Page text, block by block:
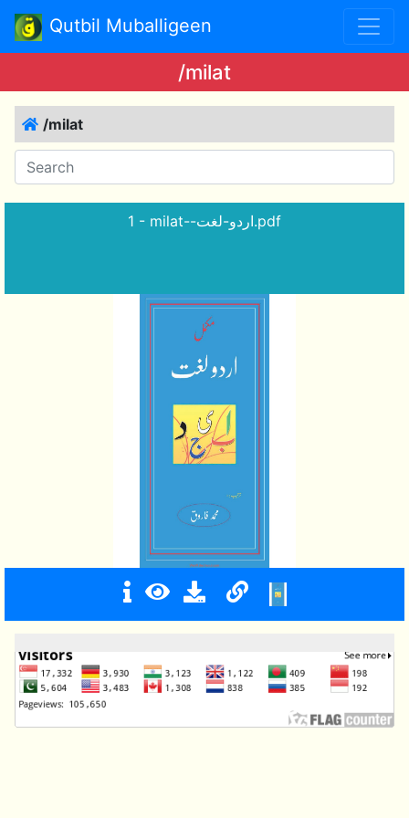
Qutbil Muballigeen
/milat
/milat
1 - milat--اردو-لغت.pdf